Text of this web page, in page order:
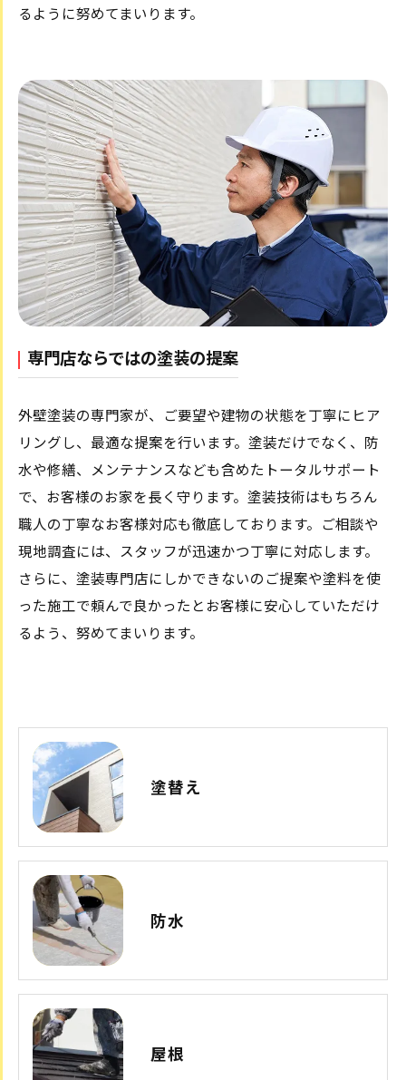
るように努めてまいります。
専門店ならではの塗装の提案
外壁塗装の専門家が、ご要望や建物の状態を丁寧にヒア
リングし、最適な提案を行います。塗装だけでなく、防
水や修繕、メンテナンスなども含めたトータルサポート
で、お客様のお家を長く守ります。塗装技術はもちろん
職人の丁寧なお客様対応も徹底しております。ご相談や
現地調査には、スタッフが迅速かつ丁寧に対応します。
さらに、塗装専門店にしかできないのご提案や塗料を使
った施工で頼んで良かったとお客様に安心していただけ
るよう、努めてまいります。
塗替え
防水
屋根